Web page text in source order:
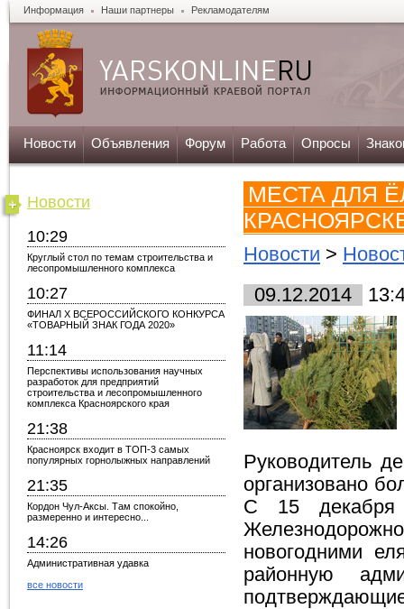
Информация Наши партнеры Рекламодателям
Новости Объявления Форум Работа Опросы
Новости
10:29
Круглый стол по темам строительства и
лесопромышленного комплекса
10:27
ФИНАЛ X ВСЕРОССИЙСКОГО КОНКУРСА
«ТОВАРНЫЙ ЗНАК ГОДА 2020»
11:14
Перспективы использования научных
разработок для предприятий
строительства и лесопромышленного
комплекса Красноярского края
21:38
Красноярск входит в ТОП-3 самых
популярных горнолыжных направлений
21:35
Кордон Чул-Аксы. Там спокойно,
размеренно и интересно...
14:26
Административная удавка
все новости
МЕСТА ДЛЯ
Новости >
09.12.2014
Руководитель
организовано
С 15 декабря
новогодними
районную